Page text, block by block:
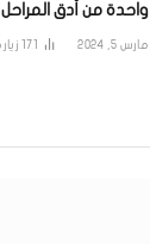
واحدة من أدق المراحل
مارس 5, 2024 171